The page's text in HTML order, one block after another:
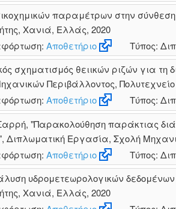
παραμέτρων στην
Χανιά, Ελλάς, 2020
Αποθετήριο
Τύπος:
σχηματισμός θειικών ριζών για
Περιβάλλοντος,
Αποθετήριο
Τύπος:
"Παρακολούθηση παράκτιας
Διπλωματική Εργασία, Σχολή
Αποθετήριο
Τύπος:
υδρομετεωρολογικών
Χανιά, Ελλάς, 2020